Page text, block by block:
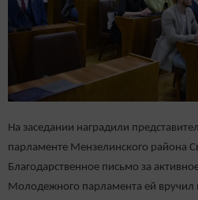
На заседании наградили
парламенте Мензелинского района
Благодарственное письмо за
Молодежного парламента ей